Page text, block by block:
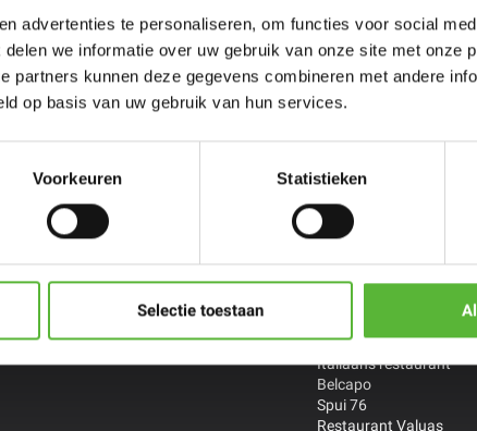
advertenties te personaliseren, om functies voor social
we informatie over uw gebruik van onze site met onze
partners kunnen deze gegevens combineren met andere
op basis van uw gebruik van hun services.
Voorkeuren Statistieken
Selectie toestaan
Porties voor
meer personen
Restaurants &
Chefs
De Treeswijkhoeve **
Restaurant Smink *
Versaen *
Streetfood By Han
Indonesisch Toko Bopp
Thais restaurant
The Cool Market
Italiaans restaurant
Belcapo
Spui 76
Restaurant Valuas